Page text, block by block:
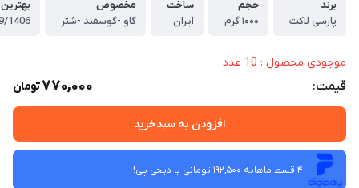
برند
پارسی لاکت
حجم
۱۰۰۰ گرم
ساخت
ایران
مخصوص
گاو -گوسفند -شتر
1406
موجودی محصول : 10 عدد
قیمت: 770,000تومان
افزودن به سبدخرید
4 قسط ماهانه 192,500 تومانی با دیجی ‌پی!